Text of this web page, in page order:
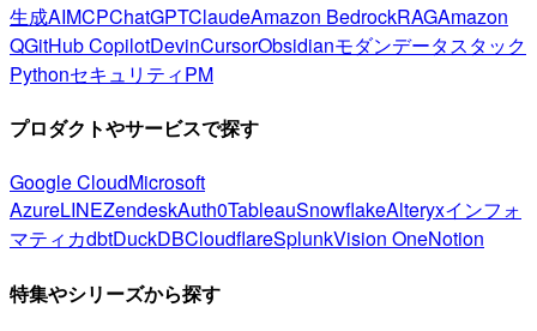
生成AIMCPChatGPTClaudeAmazon BedrockRAGAmazon
QGitHub CopilotDevinCursorObsidianモダンデータスタック
PythonセキュリティPM
プロダクトやサービスで探す
Google CloudMicrosoft
AzureLINEZendeskAuth0TableauSnowflakeAlteryxインフォ
マティカdbtDuckDBCloudflareSplunkVision OneNotion
特集やシリーズから探す